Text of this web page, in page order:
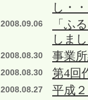
し・
2008.09.06
「ふ
しま
2008.08.30 事業
2008.08.30 第4回
2008.08.27 平成